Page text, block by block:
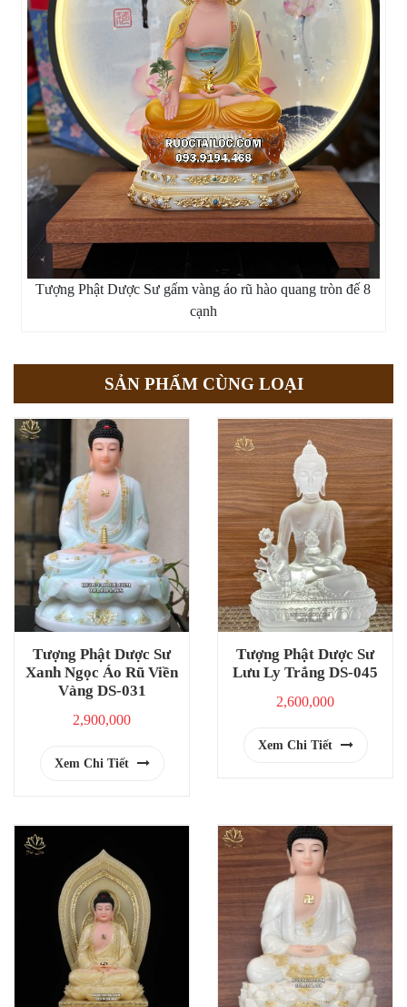
Tượng Phật Dược Sư gấm vàng áo rũ hào quang tròn đế 8
cạnh
SẢN PHẨM CÙNG LOẠI
Tượng Phật Dược Sư
Xanh Ngọc Áo Rũ Viền
Vàng DS-031
2,900,000
Xem Chi Tiết
Tượng Phật Dược Sư
Lưu Ly Trắng DS-045
2,600,000
Xem Chi Tiết